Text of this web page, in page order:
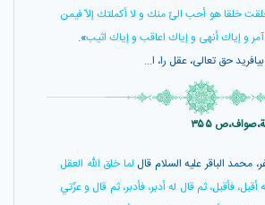
خلقا هو أحب الىّ منك و لا أكملتك إلاّ فيمن
و إياك أنهى و إياك اعاقب و إياك اثيب».
حق تعالى، عقل را، ا...
۳۵۵
الباقر عليه السلام قال لما خلق اللّه العقل
فأقبل، ثم قال له أدبر، فأدبر، ثم قال و عزّتي